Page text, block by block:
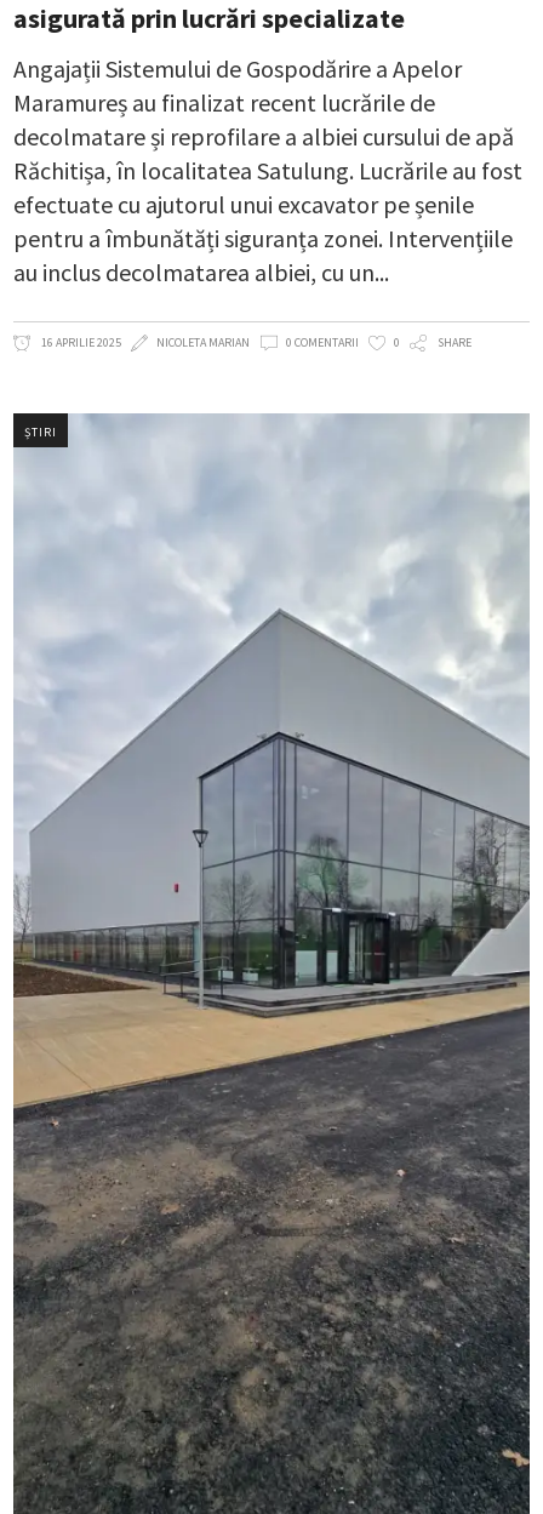
asigurată prin lucrări specializate
Angajații Sistemului de Gospodărire a Apelor
Maramureș au finalizat recent lucrările de
decolmatare și reprofilare a albiei cursului de apă
Răchitișa, în localitatea Satulung. Lucrările au fost
efectuate cu ajutorul unui excavator pe șenile
pentru a îmbunătăți siguranța zonei. Intervențiile
au inclus decolmatarea albiei, cu un
16 APRILIE 2025 NICOLETA MARIAN 0 COMENTARII 0 SHARE
ȘTIRI